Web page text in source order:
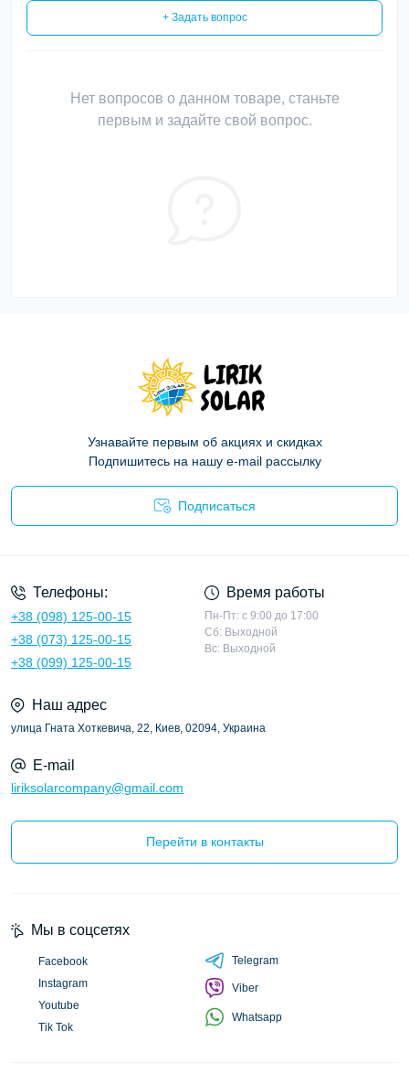
+ Задать вопрос
Нет вопросов о данном товаре, станьте
первым и задайте свой вопрос.
Узнавайте первым об акциях и скидках
Подпишитесь на нашу e-mail рассылку
Подписаться
Телефоны:
+38 (098) 125-00-15
+38 (073) 125-00-15
+38 (099) 125-00-15
Время работы
Пн-Пт: с 9:00 до 17:00
Сб: Выходной
Вс: Выходной
Наш адрес
улица Гната Хоткевича, 22, Киев, 02094, Украина
E-mail
liriksolarcompany@gmail.com
Перейти в контакты
Мы в соцсетях
Facebook
Instagram
Youtube
Tik Tok
Telegram
Viber
Whatsapp